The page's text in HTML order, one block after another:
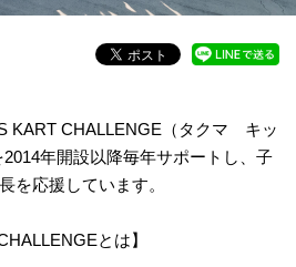
KART CHALLENGE（タクマ キッ
年開設以降毎年サポートし、子
を応援しています。​
とは】​